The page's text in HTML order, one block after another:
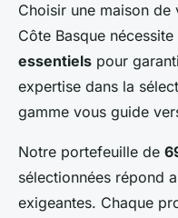
Choisir une maison
Côte Basque
essentiels pour
expertise dans la
gamme vous guide
Notre portefeuille de
sélectionnées répond
exigeantes. Chaque